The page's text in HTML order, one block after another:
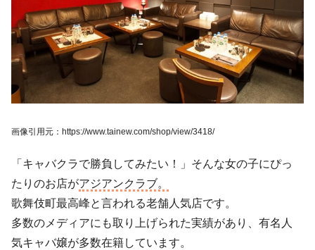
画像引用元：https://www.tainew.com/shop/view/3418/
「キャバクラで勝負してみたい！」そんな女の子にぴっ
たりのお店がアジアンクラブ。
歌舞伎町最高峰と言われる老舗人気店です。
多数のメディアにも取り上げられた実績があり、有名人
気キャバ嬢が多数在籍しています。